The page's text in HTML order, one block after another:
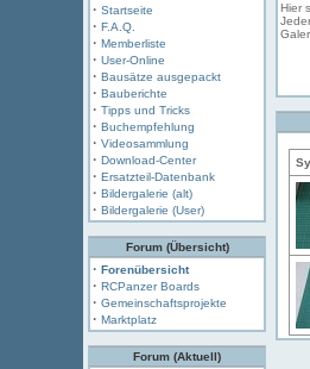
· Startseite
· F.A.Q.
· Memberliste
· User-Online
· Bausätze ausgepackt
· Bauberichte
· Tipps und Tricks
· Buchempfehlung
· Videosammlung
· Download-Center
· Ersatzteil-Datenbank
· Bildergalerie (alt)
· Bildergalerie (User)
Forum (Übersicht)
· Forenübersicht
· RCPanzer Boards
· Gemeinschaftsprojekte
· Marktplatz
Forum (Aktuell)
Hier